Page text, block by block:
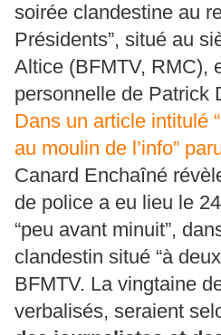
soirée clandestine au
Présidents”, situé au
Altice (BFMTV, RMC),
personnelle de Patrick
Dans un article intitulé
au moulin de l’info”
Canard Enchaîné
de police a eu lieu le
“peu avant minuit”,
clandestin situé “à
BFMTV. La vingtaine
verbalisés, seraient